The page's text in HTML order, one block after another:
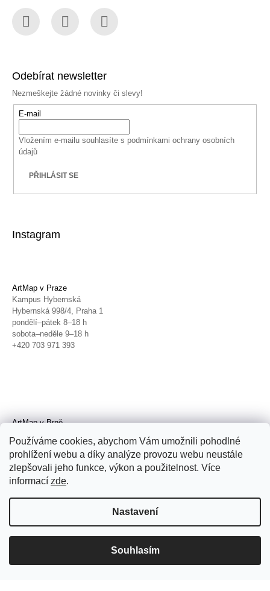
Používáme cookies, abychom Vám umožnili pohodlné
prohlížení webu a díky analýze provozu webu neustále
zlepšovali jeho funkce, výkon a použitelnost. Více
informací zde.
Nastavení
Souhlasím
Odebírat newsletter
Nezmeškejte žádné novinky či slevy!
E-mail
Vložením e-mailu souhlasíte s podmínkami ochrany osobních
údajů
PŘIHLÁSIT SE
Instagram
ArtMap v Praze
Kampus Hybernská
Hybernská 998/4, Praha 1
pondělí–pátek 8–18 h
sobota–neděle 9–18 h
+420 703 971 393
ArtMap v Brně
Radnická 4, Brno
úterý–pátek 11–19 h
sobota 14–19 h
+420 702 152 298